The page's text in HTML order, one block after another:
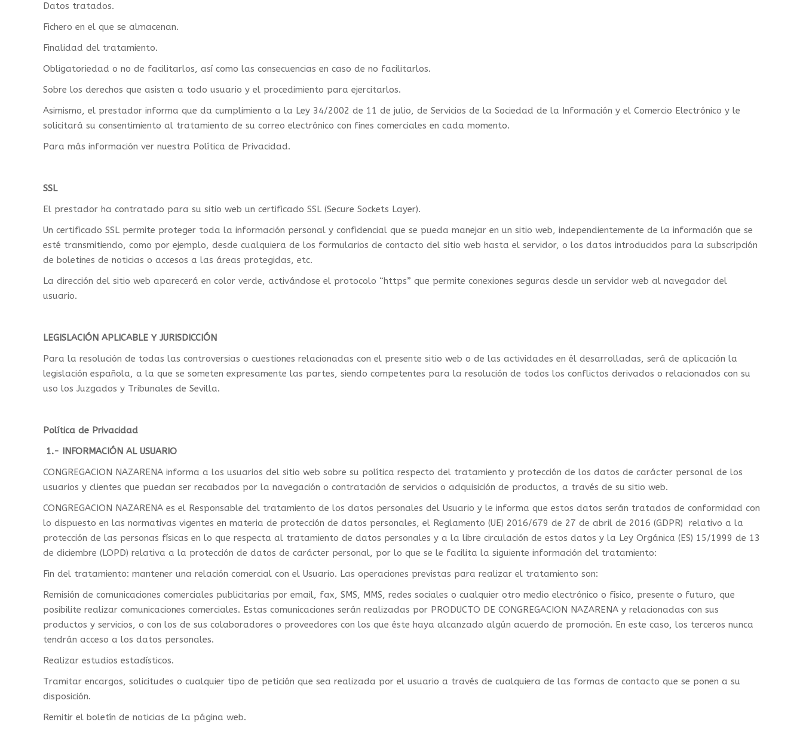
Datos tratados.
Fichero en el que se almacenan.
Finalidad del tratamiento.
Obligatoriedad o no de facilitarlos, así como las consecuencias en caso de no facilitarlos.
Sobre los derechos que asisten a todo usuario y el procedimiento para ejercitarlos.
Asimismo, el prestador informa que da cumplimiento a la Ley 34/2002 de 11 de julio, de Servicios de la Sociedad de la Información y el Comercio Electrónico y le
solicitará su consentimiento al tratamiento de su correo electrónico con fines comerciales en cada momento.
Para más información ver nuestra Política de Privacidad.
SSL
El prestador ha contratado para su sitio web un certificado SSL (Secure Sockets Layer).
Un certificado SSL permite proteger toda la información personal y confidencial que se pueda manejar en un sitio web, independientemente de la información que se
esté transmitiendo, como por ejemplo, desde cualquiera de los formularios de contacto del sitio web hasta el servidor, o los datos introducidos para la subscripción
de boletines de noticias o accesos a las áreas protegidas, etc.
La dirección del sitio web aparecerá en color verde, activándose el protocolo “https” que permite conexiones seguras desde un servidor web al navegador del
usuario.
LEGISLACIÓN APLICABLE Y JURISDICCIÓN
Para la resolución de todas las controversias o cuestiones relacionadas con el presente sitio web o de las actividades en él desarrolladas, será de aplicación la
legislación española, a la que se someten expresamente las partes, siendo competentes para la resolución de todos los conflictos derivados o relacionados con su
uso los Juzgados y Tribunales de Sevilla.
Política de Privacidad
1.- INFORMACIÓN AL USUARIO
CONGREGACION NAZARENA informa a los usuarios del sitio web sobre su política respecto del tratamiento y protección de los datos de carácter personal de los
usuarios y clientes que puedan ser recabados por la navegación o contratación de servicios o adquisición de productos, a través de su sitio web.
CONGREGACION NAZARENA es el Responsable del tratamiento de los datos personales del Usuario y le informa que estos datos serán tratados de conformidad con
lo dispuesto en las normativas vigentes en materia de protección de datos personales, el Reglamento (UE) 2016/679 de 27 de abril de 2016 (GDPR) relativo a la
protección de las personas físicas en lo que respecta al tratamiento de datos personales y a la libre circulación de estos datos y la Ley Orgánica (ES) 15/1999 de 13
de diciembre (LOPD) relativa a la protección de datos de carácter personal, por lo que se le facilita la siguiente información del tratamiento:
Fin del tratamiento: mantener una relación comercial con el Usuario. Las operaciones previstas para realizar el tratamiento son:
Remisión de comunicaciones comerciales publicitarias por email, fax, SMS, MMS, redes sociales o cualquier otro medio electrónico o físico, presente o futuro, que
posibilite realizar comunicaciones comerciales. Estas comunicaciones serán realizadas por PRODUCTO DE CONGREGACION NAZARENA y relacionadas con sus
productos y servicios, o con los de sus colaboradores o proveedores con los que éste haya alcanzado algún acuerdo de promoción. En este caso, los terceros nunca
tendrán acceso a los datos personales.
Realizar estudios estadísticos.
Tramitar encargos, solicitudes o cualquier tipo de petición que sea realizada por el usuario a través de cualquiera de las formas de contacto que se ponen a su
disposición.
Remitir el boletín de noticias de la página web.